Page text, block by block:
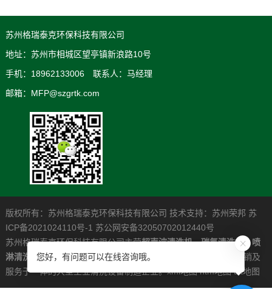
苏州格瑞泰克环保科技有限公司
地址：苏州市相城区望亭镇新浪路10号
手机：18962133006 联系人：马经理
邮箱：MFP@szgrtk.com
版权所有：苏州格瑞泰克环保科技有限公司 技术支持： 苏州荣邦 苏
ICP备2021024110号-1 苏公网安备32050702012440号
苏州格瑞泰克环保科技有限公司主营超声波清洗机，碳氢清洗机，喷
淋清洗机，是一家专业从事高清洁度问题解决系统的研发制造营销及
服务于一体的大型工业清洗设备制造企业。xml地图 htm地图 txt地图
您好，有问题可以在线咨询哦。